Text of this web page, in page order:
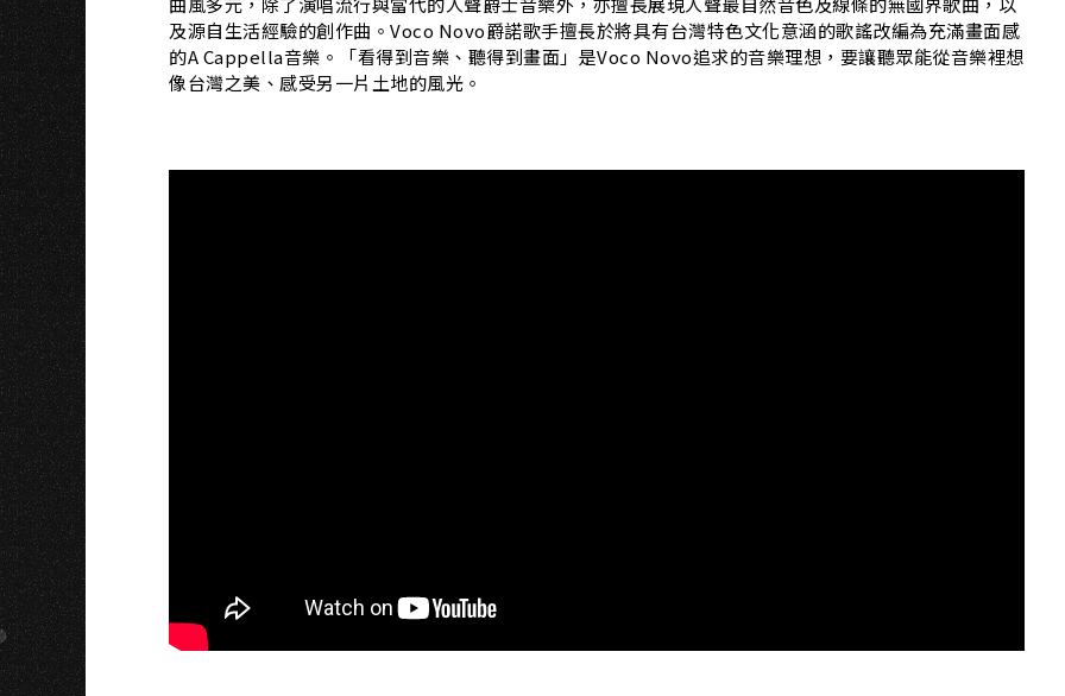
及源自生活經驗的創作曲。Voco Novo爵諾歌手擅長於將具有台灣特色文化意涵的歌謠改編為充滿畫面感
的A Cappella音樂。「看得到音樂、聽得到畫面」是Voco Novo追求的音樂理想，要讓聽眾能從音樂裡想
像台灣之美、感受另一片土地的風光。